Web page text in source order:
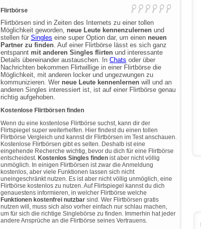
Flirtbörse
Flirtbörsen sind in Zeiten des Internets zu einer tollen
Möglichkeit geworden, neue Leute kennenzulernen und
stellen für Singles eine super Option dar, um einen neuen
Partner zu finden . Auf einer Flirtbörse lässt es sich ganz
entspannt mit anderen Singles flirten und interessante
Details übereinander austauschen. In Chats oder über
Nachrichten bekommen Flirtwillige in einer Flirtbörse die
Möglichkeit, mit anderen locker und ungezwungen zu
kommunizieren. Wer neue Leute kennenlernen will und an
anderen Singles interessiert ist, ist auf einer Flirtbörse genau
richtig aufgehoben.
Kostenlose Flirtbörsen finden
Wenn du eine kostenlose Flirtbörse suchst, kann dir der
Flirtspiegel super weiterhelfen. Hier findest du einen tollen
Flirtbörse Vergleich und kannst dir Flirtbörsen im Test anschauen.
Kostenlose Flirtbörsen gibt es selten. Deshalb ist eine
eingehende Recherche wichtig, bevor du dich für eine Flirtbörse
entscheidest. Kostenlos Singles finden ist aber nicht völlig
unmöglich. In einigen Flirtbörsen ist zwar die Anmeldung
kostenlos, aber viele Funktionen lassen sich nicht
uneingeschränkt nutzen. Es ist aber nicht völlig unmöglich, eine
Flirtbörse kostenlos zu nutzen. Auf Flirtspiegel kannst du dich
genauestens informieren, in welcher Flirtbörse welche
Funktionen kostenfrei nutzbar sind. Wer Flirtbörsen gratis
nutzen will, muss sich also vorher einfach nur schlau machen,
um für sich die richtige Singlebörse zu finden. Immerhin hat jeder
andere Ansprüche an die Flirtbörse seines Vertrauens.